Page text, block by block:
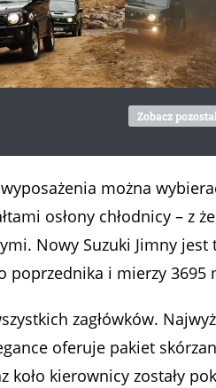
Zobacz
można
osłony chłodnicy – z
Nowy Suzuki Jimny jest
poprzednika i mierzy 3695
zagłówków.
oferuje pakiet
koło kierownicy zostały